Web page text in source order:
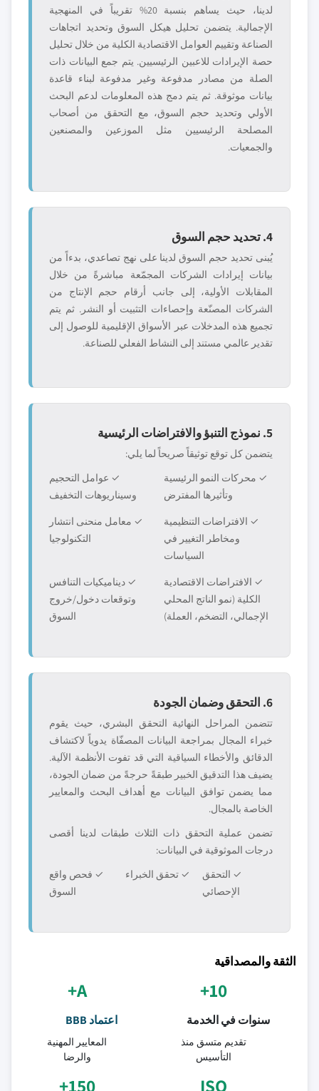
لدينا، حيث يساهم بنسبة 20% تقريباً في المنهجية
الإجمالية. يتضمن تحليل هيكل السوق وتحديد اتجاهات
الصناعة وتقييم العوامل الاقتصادية الكلية من خلال تحليل
حصة الإيرادات للاعبين الرئيسيين. يتم جمع البيانات ذات
الصلة من مصادر مدفوعة وغير مدفوعة لبناء قاعدة
بيانات موثوقة. ثم يتم دمج هذه المعلومات لدعم البحث
الأولي وتحديد حجم السوق، مع التحقق من أصحاب
المصلحة الرئيسيين مثل الموزعين والمصنعين
والجمعيات.
4. تحديد حجم السوق
يُبنى تحديد حجم السوق لدينا على نهج تصاعدي، بدءاً من
بيانات إيرادات الشركات المجمّعة مباشرةً من خلال
المقابلات الأولية، إلى جانب أرقام حجم الإنتاج من
الشركات المصنّعة وإحصاءات التثبيت أو النشر. ثم يتم
تجميع هذه المدخلات عبر الأسواق الإقليمية للوصول إلى
تقدير عالمي مستند إلى النشاط الفعلي للصناعة.
5. نموذج التنبؤ والافتراضات الرئيسية
يتضمن كل توقع توثيقاً صريحاً لما يلي:
✓ محركات النمو الرئيسية
وتأثيرها المفترض
✓ عوامل التحجيم
وسيناريوهات التخفيف
✓ الافتراضات التنظيمية
ومخاطر التغيير في
السياسات
✓ معامل منحنى انتشار
التكنولوجيا
✓ الافتراضات الاقتصادية
الكلية (نمو الناتج المحلي
الإجمالي، التضخم، العملة)
✓ ديناميكيات التنافس
وتوقعات دخول/خروج
السوق
6. التحقق وضمان الجودة
تتضمن المراحل النهائية التحقق البشري، حيث يقوم
خبراء المجال بمراجعة البيانات المصفّاة يدوياً لاكتشاف
الدقائق والأخطاء السياقية التي قد تفوت الأنظمة الآلية.
يضيف هذا التدقيق الخبير طبقةً حرجةً من ضمان الجودة،
مما يضمن توافق البيانات مع أهداف البحث والمعايير
الخاصة بالمجال.
تضمن عملية التحقق ذات الثلاث طبقات لدينا أقصى
درجات الموثوقية في البيانات:
✓ التحقق
الإحصائي
✓ تحقق الخبراء
✓ فحص واقع
السوق
الثقة والمصداقية
10+
سنوات في الخدمة
تقديم متسق منذ
التأسيس
A+
اعتماد BBB
المعايير المهنية
والرضا
ISO
150+